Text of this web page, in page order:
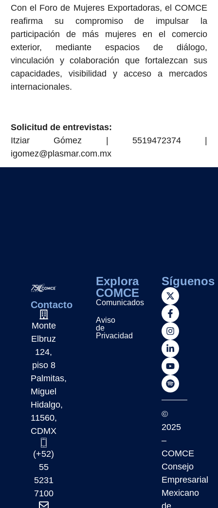
Con el Foro de Mujeres Exportadoras, el COMCE
reafirma su compromiso de impulsar la
participación de más mujeres en el comercio
exterior, mediante espacios de diálogo,
vinculación y colaboración que fortalezcan sus
capacidades, visibilidad y acceso a mercados
internacionales.
Solicitud de entrevistas:
Itziar Gómez | 5519472374 |
igomez@plasmar.com.mx
Contacto
Monte
Elbruz
124,
piso 8
Palmitas,
Miguel
Hidalgo,
11560,
CDMX
(+52)
55
5231
7100
Explora
COMCE
Comunicados
Aviso
de
Privacidad
Síguenos
©
2025
–
COMCE
Consejo
Empresarial
Mexicano
de